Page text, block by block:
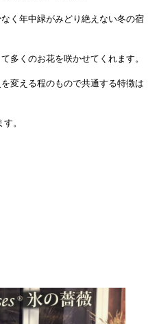
く年中緑がみどり絶えない冬の宿
多くのお花を咲かせてくれます。
変える程のもので共通する特徴は
。